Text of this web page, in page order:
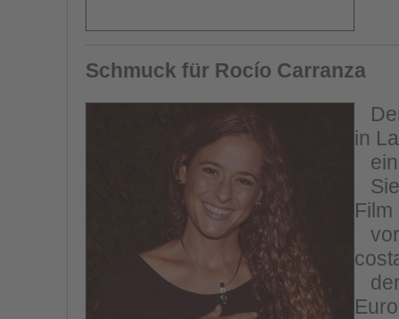
Schmuck für Rocío Carranza
in
ein